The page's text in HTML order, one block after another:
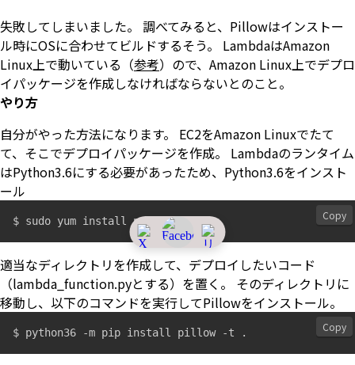
失敗してしまいました。 調べてみると、Pillowはインストー
ル時にOSに合わせてビルドするそう。 LambdaはAmazon
Linux上で動いている（参考）ので、Amazon Linux上でデプロ
イパッケージを作成しなければならないとのこと。
やり方
自分がやった方法になります。 EC2をAmazon Linuxでたて
て、そこでデプロイパッケージを作成。 Lambdaのランタイム
はPython3.6にする必要があったため、Python3.6をインスト
ール
Copy
適当なディレクトリを作成して、デプロイしたいコード
（lambda_function.pyとする）を置く。 そのディレクトリに
移動し、以下のコマンドを実行してPillowをインストール。
Copy